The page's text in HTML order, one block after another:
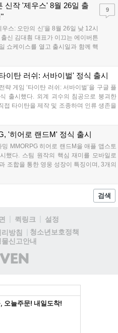
유니폼을 착용할 계획이다....
신작 '제우스' 8월 26일 출
스: 오만의 신'을 8월 26일 낮 12시
신 김대훤 대표가 이끄는 에이버튼
쇼케이스를 열고 출시일과 함께 핵
방향을 공개했다. 캐릭터명 선점은
9
이탄 러쉬: 서바이벌' 정식 출시
략 게임 ‘타이탄 러쉬: 서바이벌’을 구글 플
출시했다. 외계 괴수의 침공으로 붕괴한
접 타이탄을 제작 및 조종하며 인류 생존을
집, 피난처 운영, 연맹 협동 콘텐츠가 특징
용은 공식 커뮤니티에서 확인 가능하다....
'히어로 랜드M' 정식 출시
MMORPG 히어로 랜드M을 애플 앱스토
했다. 스팀 원작의 핵심 재미를 모바일로
조합을 통한 영웅 성장이 특징이며, 3개의
투와 길드전 등 다양한 콘텐츠를 제공한
공식 라운지에서 확인할 수 있다. 이용자
플레이를 통해 성장을 지원받을 수 있다....
검색
퀵링크
설정
방침
청소년보호정책
신고안내
(주)
인